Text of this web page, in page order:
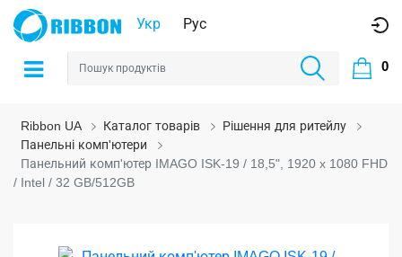
Укр Рус
0
Ribbon UA Каталог товарів
Рішення для ритейлу
Панельні комп'ютери
Панельний комп'ютер IMAGO ISK-19 / 18,5", 1920 x 1080 FHD
/ Intel / 32 GB/512GB